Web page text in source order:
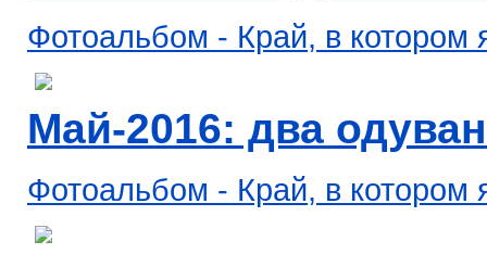
Фотоальбом - Край, в котором
Май-2016: два
Фотоальбом - Край, в котором